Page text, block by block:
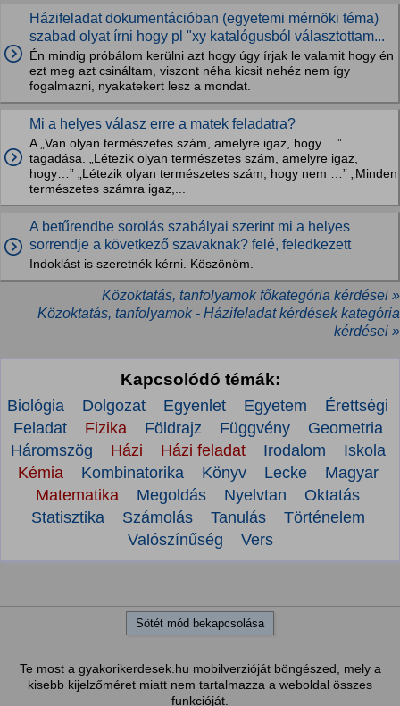
Házifeladat dokumentációban (egyetemi mérnöki téma)
szabad olyat írni hogy pl "xy katalógusból választottam...
Én mindig próbálom kerülni azt hogy úgy írjak le valamit hogy én
ezt meg azt csináltam, viszont néha kicsit nehéz nem így
fogalmazni, nyakatekert lesz a mondat.
Mi a helyes válasz erre a matek feladatra?
A „Van olyan természetes szám, amelyre igaz, hogy …”
tagadása. „Létezik olyan természetes szám, amelyre igaz,
hogy…” „Létezik olyan természetes szám, hogy nem …” „Minden
természetes számra igaz,...
A betűrendbe sorolás szabályai szerint mi a helyes
sorrendje a következő szavaknak? felé, feledkezett
Indoklást is szeretnék kérni. Köszönöm.
Közoktatás, tanfolyamok főkategória kérdései »
Közoktatás, tanfolyamok - Házifeladat kérdések kategória
kérdései »
Kapcsolódó témák:
Biológia Dolgozat Egyenlet Egyetem
Érettségi
Feladat
Fizika Földrajz Függvény
Geometria
Háromszög
Házi Házi feladat Irodalom
Iskola
Kémia
Kombinatorika Könyv Lecke
Magyar
Matematika
Megoldás Nyelvtan
Oktatás
Statisztika
Számolás Tanulás
Történelem
Valószínűség
Vers
Sötét mód bekapcsolása
Te most a gyakorikerdesek.hu mobilverzióját böngészed, mely a
kisebb kijelzőméret miatt nem tartalmazza a weboldal összes
funkcióját.